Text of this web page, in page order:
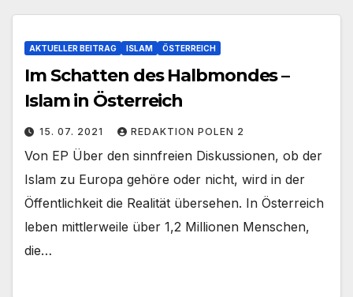
AKTUELLER BEITRAG ISLAM ÖSTERREICH
Im Schatten des Halbmondes –
Islam in Österreich
15. 07. 2021 REDAKTION POLEN 2
Von EP Über den sinnfreien Diskussionen, ob der
Islam zu Europa gehöre oder nicht, wird in der
Öffentlichkeit die Realität übersehen. In Österreich
leben mittlerweile über 1,2 Millionen Menschen,
die…